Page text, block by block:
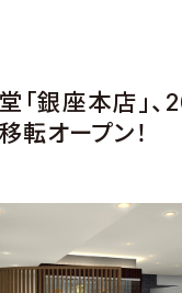
「銀座本店」
転オープン！